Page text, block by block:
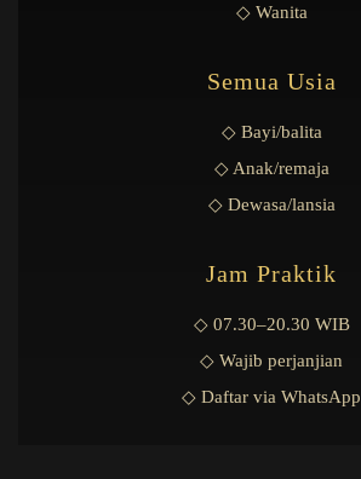
◇ Wanita
Semua Usia
◇ Bayi/balita
◇ Anak/remaja
◇ Dewasa/lansia
Jam Praktik
◇ 07.30–20.30 WIB
◇ Wajib perjanjian
◇ Daftar via WhatsApp